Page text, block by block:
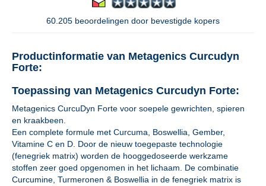
60.205 beoordelingen door bevestigde kopers
Productinformatie van Metagenics Curcudyn
Forte:
Toepassing van Metagenics Curcudyn Forte:
Metagenics CurcuDyn Forte voor soepele gewrichten, spieren
en kraakbeen.
Een complete formule met Curcuma, Boswellia, Gember,
Vitamine C en D. Door de nieuw toegepaste technologie
(fenegriek matrix) worden de hooggedoseerde werkzame
stoffen zeer goed opgenomen in het lichaam. De combinatie
Curcumine, Turmeronen & Boswellia in de fenegriek matrix is